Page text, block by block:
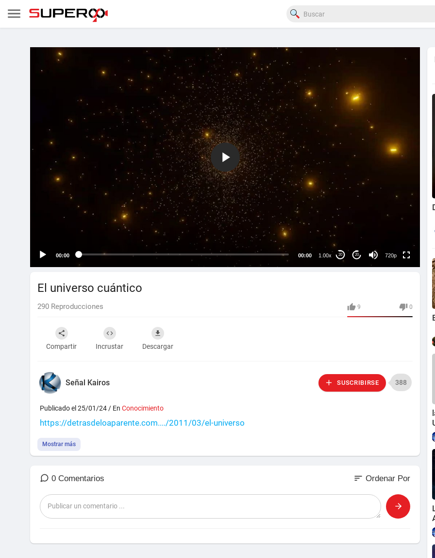
00:00 00:00 1.00x 20 20 720p
240p
El universo cuántico
9 0
290 Reproducciones
Compartir Incrustar Descargar
Señal Kairos SUSCRIBIRSE 388
Publicado el 25/01/24 / En Conocimiento
https://detrasdeloaparente.com..../2011/03/el-universo
Mostrar más
0 Comentarios sort Ordenar Por